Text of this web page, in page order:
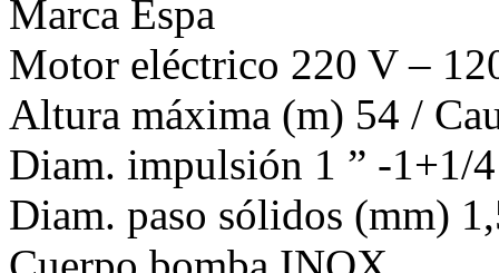
Diam. paso sólidos (mm)
Cuerpo bomba INOX
Otras características 10 m
Peso 11,8 Kg
Dimensiones (cm) 19,5 x